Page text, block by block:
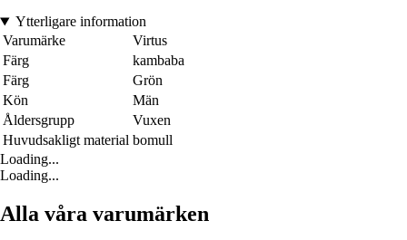
Ytterligare information
Varumärke
Virtus
Färg
kambaba
Färg
Grön
Kön
Män
Åldersgrupp
Vuxen
Huvudsakligt material bomull
Loading...
Loading...
Alla våra varumärken